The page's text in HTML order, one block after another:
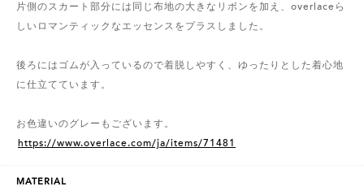
片側のスカート部分には同じ布地の大きなリボンを加え、overlaceら
しいロマンティックなエッセンスをプラスしました。
後ろにはゴムが入っているので着脱しやすく、ゆったりとした着心地
に仕立てています。
お色違いのグレーもございます。
https://www.overlace.com/ja/items/71481
MATERIAL